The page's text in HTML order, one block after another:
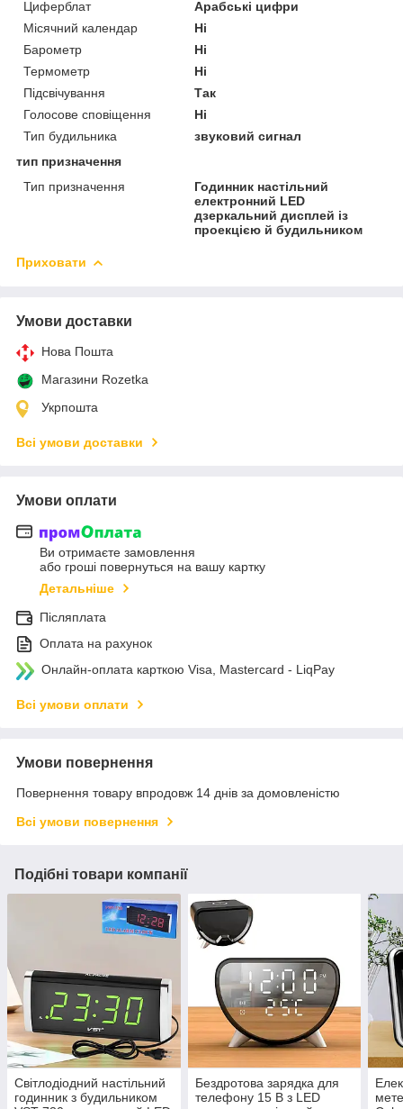
Циферблат
Арабські цифри
Місячний календар
Ні
Барометр
Ні
Термометр
Ні
Підсвічування
Так
Голосове сповіщення
Ні
Тип будильника
звуковий сигнал
тип призначення
Тип призначення
Годинник настільний
електронний LED
дзеркальний дисплей із
проекцією й будильником
Приховати
Умови доставки
Нова Пошта
Магазини Rozetka
Укрпошта
Всі умови доставки
Умови оплати
Ви отримаєте замовлення
або гроші повернуться на вашу картку
Детальніше
Післяплата
Оплата на рахунок
Онлайн-оплата карткою Visa, Mastercard - LiqPay
Всі умови оплати
Умови повернення
Повернення товару впродовж 14 днів за домовленістю
Всі умови повернення
Подібні товари компанії
Світлодіодний настільний
годинник з будильником
Бездротова зарядка для
телефону 15 В з LED